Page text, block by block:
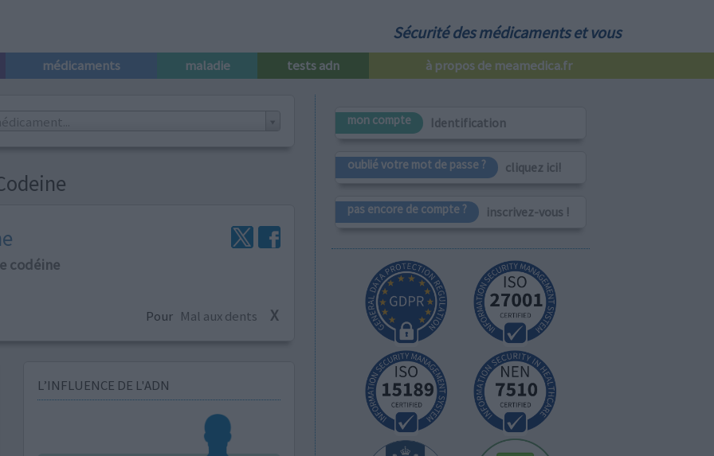
Sécurité des médicaments et vous
médicaments maladie tests adn à propos de meamedica.fr
codéine
Pour Mal aux dents X
L’INFLUENCE DE L'ADN
mon compte Identification
oublié votre mot de passe ? cliquez ici!
pas encore de compte ? inscrivez-vous !